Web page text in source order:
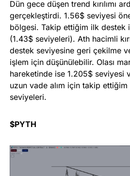
Dün gece düşen trend kırılımı
gerçekleştirdi. 1.56$ seviyesi
bölgesi. Takip ettiğim ilk destek
(1.43$ seviyeleri). Ath hacimli
destek seviyesine geri çekilme
işlem için düşünülebilir. Olası
hareketinde ise 1.205$ seviyesi
uzun vade alım için takip
seviyeleri.
$PYTH